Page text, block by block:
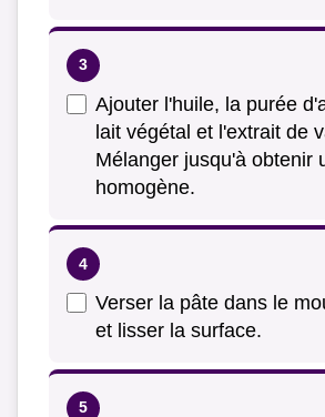
Ajouter l'huile, la purée
lait végétal et l'extrait de
Mélanger jusqu'à obtenir
homogène.
Verser la pâte dans le
et lisser la surface.